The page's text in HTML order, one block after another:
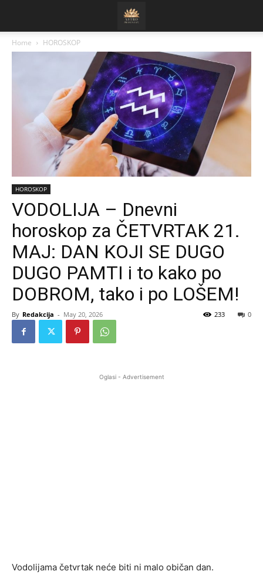
Home HOROSKOP
HOROSKOP
VODOLIJA – Dnevni
horoskop za ČETVRTAK 21.
MAJ: DAN KOJI SE DUGO
DUGO PAMTI i to kako po
DOBROM, tako i po LOŠEM!
By Redakcija - May 20, 2026 0
233
Oglasi - Advertisement
Vodolijama četvrtak neće biti ni malo običan dan.